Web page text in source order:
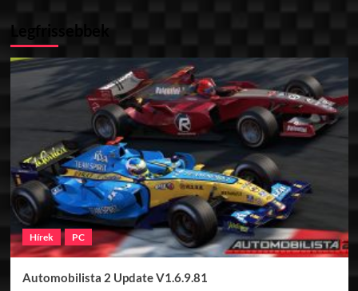
Legfrissebbek
Hírek PC
Automobilista 2 Update V1.6.9.81